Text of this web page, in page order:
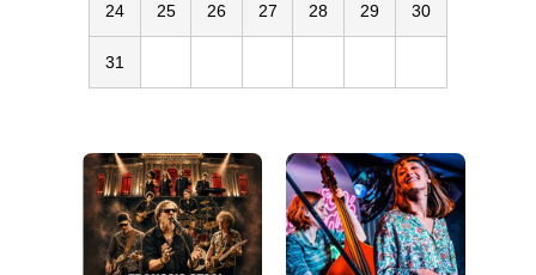
24 25 26 27 28 29 30
31